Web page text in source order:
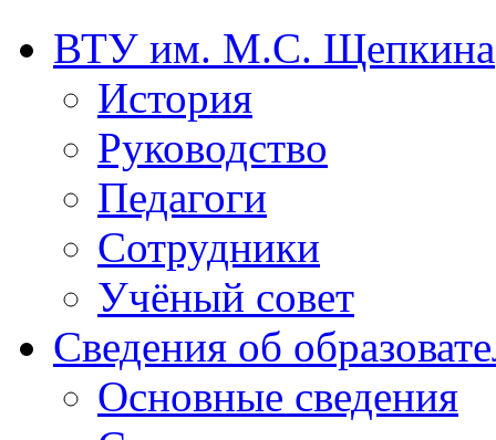
ВТУ им. М.С. Щепкина
История
Руководство
Педагоги
Сотрудники
Учёный совет
Сведения об
Основные сведения